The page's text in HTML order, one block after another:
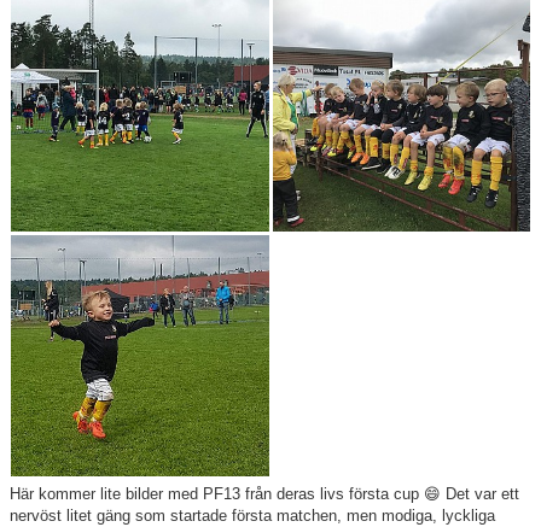
För ledare
SAIK-shopen
Elljusspår
Klubbstugan
Bildgalleri
Stödmedlem
Här kommer lite bilder med PF13 från deras livs första cup 😄 Det var ett
nervöst litet gäng som startade första matchen, men modiga, lyckliga